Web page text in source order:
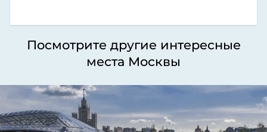
Посмотрите другие интересные
места Москвы